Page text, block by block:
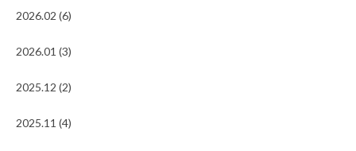
2026.02 (6)
2026.01 (3)
2025.12 (2)
2025.11 (4)